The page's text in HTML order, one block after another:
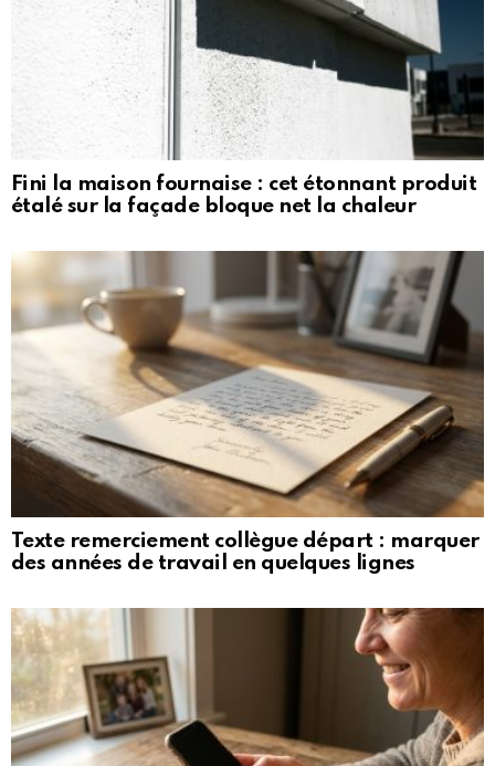
Fini la maison fournaise : cet étonnant produit
étalé sur la façade bloque net la chaleur
Texte remerciement collègue départ : marquer
des années de travail en quelques lignes